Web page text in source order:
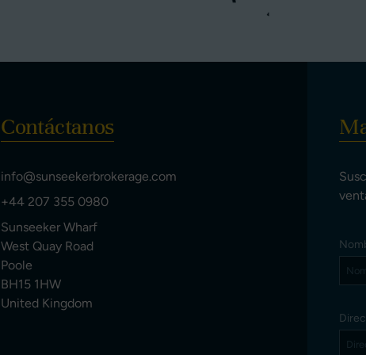
Contáctanos
info@sunseekerbrokerage.com
+44 207 355 0980
Sunseeker Wharf
West Quay Road
Poole
BH15 1HW
United Kingdom